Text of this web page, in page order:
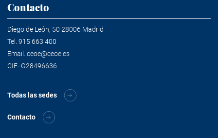
Contacto
Diego de León, 50 28006 Madrid
Tel. 915 663 400
Email. ceoe@ceoe.es
CIF- G28496636
Todas las sedes
Contacto